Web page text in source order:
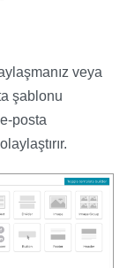
veya
şablonu
posta